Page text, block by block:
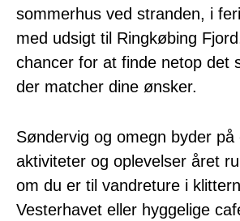
sommerhus ved stranden, i
med udsigt til Ringkøbing
chancer for at finde netop det
der matcher dine ønsker.
Søndervig og omegn byder
aktiviteter og oplevelser året
om du er til vandreture i
Vesterhavet eller hyggelige